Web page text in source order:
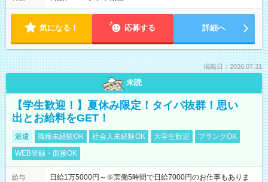
気になる！ 応募する 詳細へ
掲載日：2026.07.31
未読
【学生歓迎！】夏休み限定！タイパ抜群！思い
出とお給料をGET！
派遣 職種未経験OK 社会人未経験OK 大学生歓迎
ブランクOK
WEB登録・面接OK
給与
日給1万5000円～※実働5時間で日給7000円のお仕事もありま